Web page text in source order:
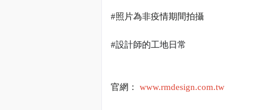
#照片為非疫情期間拍攝
#設計師的工地日常
官網： www.rmdesign.com.tw